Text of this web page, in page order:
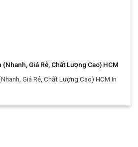
Giá Rẻ, Chất Lượng Cao) HCM
Giá Rẻ, Chất Lượng Cao) HCM In